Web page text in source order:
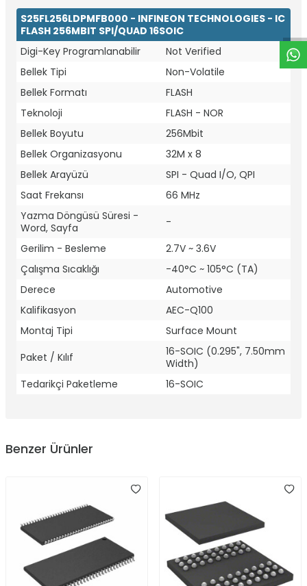
S25FL256LDPMFB000 - INFINEON TECHNOLOGIES - IC
FLASH 256MBIT SPI/QUAD 16SOIC
Digi-Key Programlanabilir
Not Verified
Bellek Tipi
Non-Volatile
Bellek Formatı
FLASH
Teknoloji
FLASH - NOR
Bellek Boyutu
256Mbit
Bellek Organizasyonu
32M x 8
Bellek Arayüzü
SPI - Quad I/O, QPI
Saat Frekansı
66 MHz
Yazma Döngüsü Süresi -
Word, Sayfa
-
Gerilim - Besleme
2.7V ~ 3.6V
Çalışma Sıcaklığı
-40°C ~ 105°C (TA)
Derece
Automotive
Kalifikasyon
AEC-Q100
Montaj Tipi
Surface Mount
Paket / Kılıf
16-SOIC (0.295", 7.50mm
Width)
Tedarikçi Paketleme
16-SOIC
Benzer Ürünler